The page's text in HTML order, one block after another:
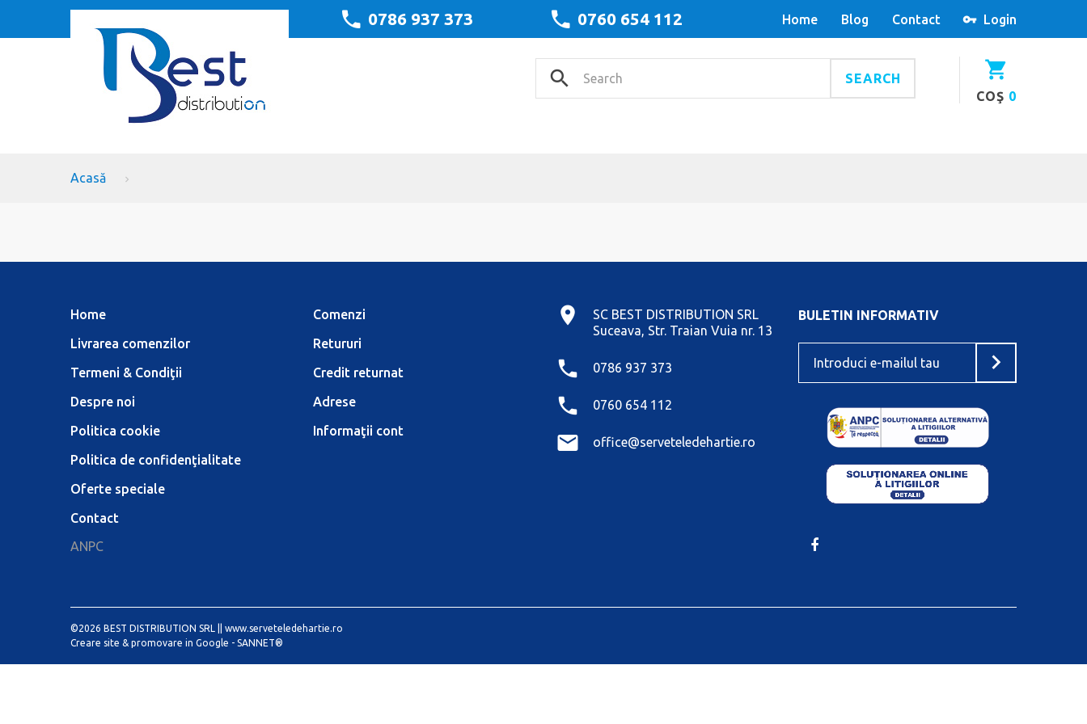
Login
Home Blog Contact
0760 654 112
0786 937 373
COŞ 0
SEARCH
Acasă
Home
Livrarea comenzilor
Termeni & Condiţii
Despre noi
Politica cookie
Politica de confidenţialitate
Oferte speciale
Contact
ANPC
Comenzi
Retururi
Credit returnat
Adrese
Informaţii cont
SC BEST DISTRIBUTION SRL
Suceava, Str. Traian Vuia nr. 13
0786 937 373
0760 654 112
office@serveteledehartie.ro
BULETIN INFORMATIV
©2026 BEST DISTRIBUTION SRL || www.serveteledehartie.ro
Creare site & promovare in Google - SANNET®